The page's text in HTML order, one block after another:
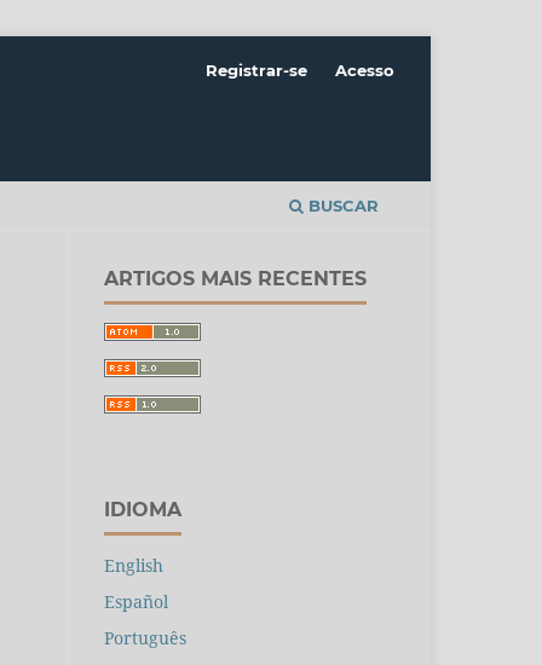
BUSCAR
Registrar-se Acesso
ARTIGOS MAIS RECENTES
IDIOMA
English
Español
Português